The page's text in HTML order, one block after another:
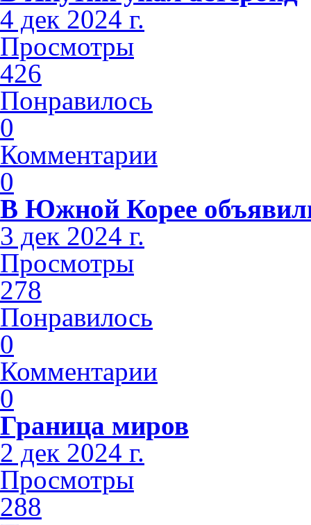
4 дек 2024 г.
Просмотры
426
Понравилось
0
Комментарии
0
В Южной Корее
3 дек 2024 г.
Просмотры
278
Понравилось
0
Комментарии
0
Граница миров
2 дек 2024 г.
Просмотры
288